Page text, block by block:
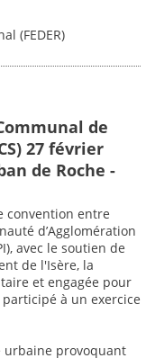
(FEDER)
de
27 février
de Roche -
convention entre
d’Agglomération
avec le soutien de
de l'Isère, la
et engagée pour
à un exercice
urbaine provoquant